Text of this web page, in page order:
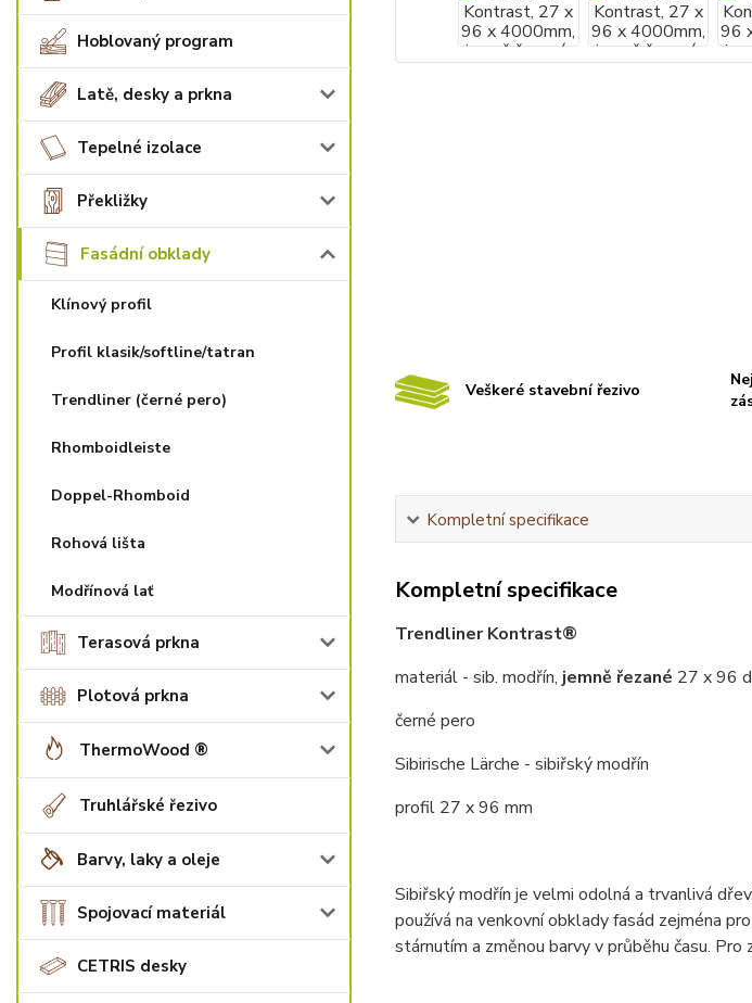
Hoblovaný program
Latě, desky a prkna
Tepelné izolace
Překližky
Fasádní obklady
Klínový profil
Profil klasik/softline/tatran
Trendliner (černé pero)
Rhomboidleiste
Doppel-Rhomboid
Rohová lišta
Modřínová lať
Terasová prkna
Plotová prkna
ThermoWood ®
Truhlářské řezivo
Barvy, laky a oleje
Spojovací materiál
CETRIS desky
Veškeré stavební řezivo
Kompletní specifikace
Kompletní specifikace
Trendliner Kontrast®
materiál - sib. modřín, jemně řezané 27 x 96
černé pero
Sibirische Lärche - sibiřský modřín
profil 27 x 96 mm
Sibiřský modřín je velmi odolná a trvanlivá
používá na venkovní obklady fasád zejména
stárnutím a změnou barvy v průběhu času.